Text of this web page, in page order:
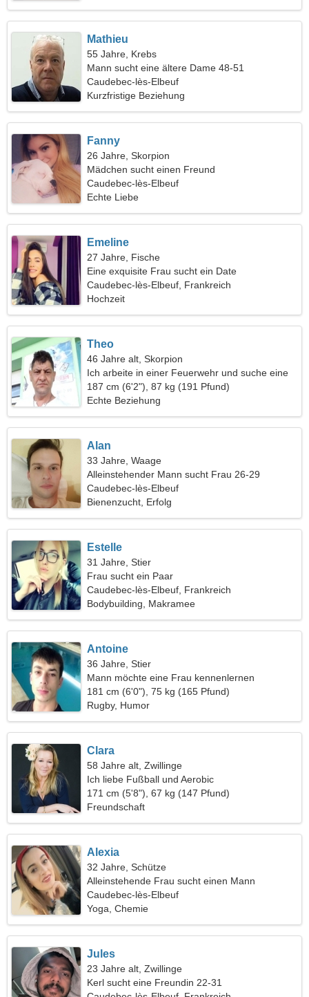
Mathieu
55 Jahre, Krebs
Mann sucht eine ältere Dame 48-51
Caudebec-lès-Elbeuf
Kurzfristige Beziehung
Fanny
26 Jahre, Skorpion
Mädchen sucht einen Freund
Caudebec-lès-Elbeuf
Echte Liebe
Emeline
27 Jahre, Fische
Eine exquisite Frau sucht ein Date
Caudebec-lès-Elbeuf, Frankreich
Hochzeit
Theo
46 Jahre alt, Skorpion
Ich arbeite in einer Feuerwehr und suche eine
witzige Frau
187 cm (6'2"), 87 kg (191 Pfund)
Echte Beziehung
Alan
33 Jahre, Waage
Alleinstehender Mann sucht Frau 26-29
Caudebec-lès-Elbeuf
Bienenzucht, Erfolg
Estelle
31 Jahre, Stier
Frau sucht ein Paar
Caudebec-lès-Elbeuf, Frankreich
Bodybuilding, Makramee
Antoine
36 Jahre, Stier
Mann möchte eine Frau kennenlernen
181 cm (6'0"), 75 kg (165 Pfund)
Rugby, Humor
Clara
58 Jahre alt, Zwillinge
Ich liebe Fußball und Aerobic
171 cm (5'8"), 67 kg (147 Pfund)
Freundschaft
Alexia
32 Jahre, Schütze
Alleinstehende Frau sucht einen Mann
Caudebec-lès-Elbeuf
Yoga, Chemie
Jules
23 Jahre alt, Zwillinge
Kerl sucht eine Freundin 22-31